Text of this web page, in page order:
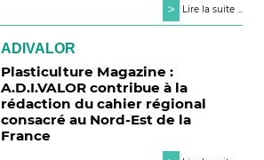
>
Lire la suite ...
ADIVALOR
Plasticulture Magazine :
A.D.I.VALOR contribue à la
rédaction du cahier régional
consacré au Nord-Est de la
France